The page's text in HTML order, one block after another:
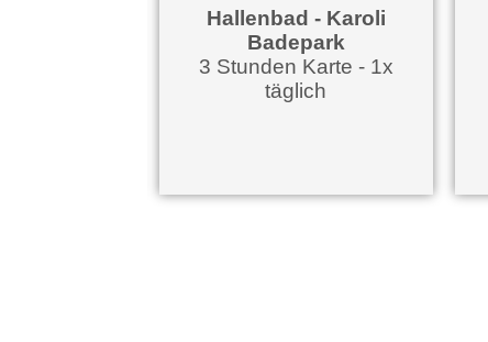
Hallenbad - Karoli
Badepark
3 Stunden Karte - 1x
täglich